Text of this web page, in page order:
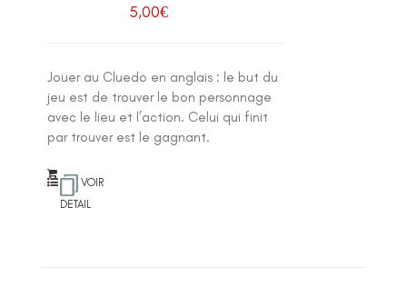
5,00€
Jouer au Cluedo en anglais : le but du
jeu est de trouver le bon personnage
avec le lieu et l’action. Celui qui finit
par trouver est le gagnant.
VOIR
DETAIL